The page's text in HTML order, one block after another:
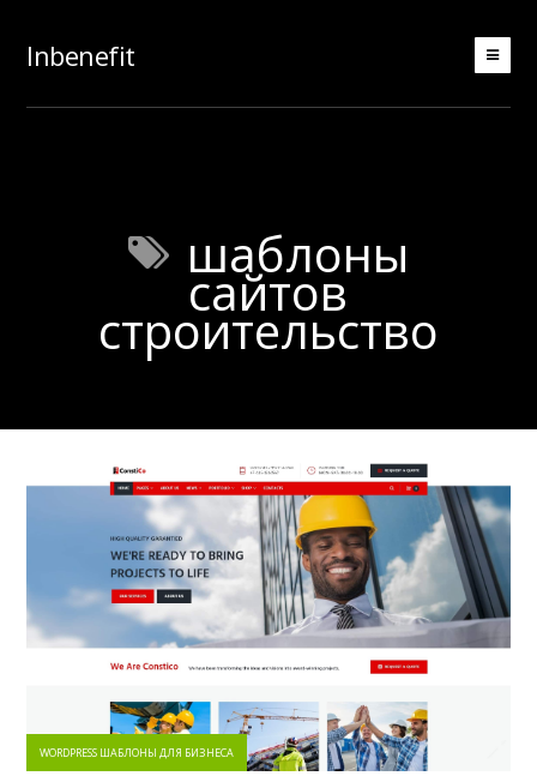
Inbenefit
шаблоны
сайтов
строительство
WORDPRESS ШАБЛОНЫ ДЛЯ БИЗНЕСА